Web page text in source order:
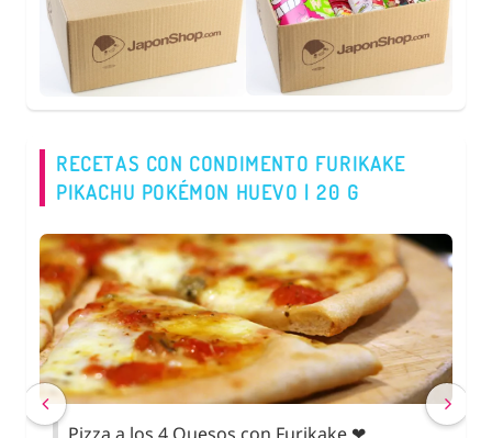
RECETAS CON CONDIMENTO FURIKAKE
PIKACHU POKÉMON HUEVO | 20 G